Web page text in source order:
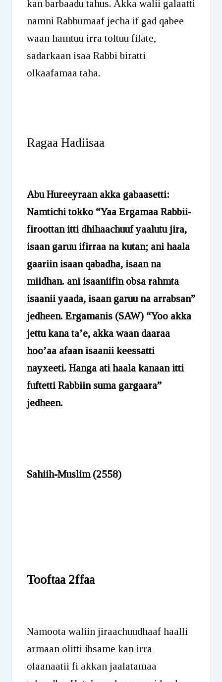
kan barbaadu tahus. Akka walii galaatti
namni Rabbumaaf jecha if gad qabee
waan hamtuu irra toltuu filate,
sadarkaan isaa Rabbi biratti
olkaafamaa taha.
Ragaa Hadiisaa
Abu Hureeyraan akka gabaasetti:
Namtichi tokko “Yaa Ergamaa Rabbii-
firoottan itti dhihaachuuf yaalutu jira,
isaan garuu ifirraa na kutan; ani haala
gaariin isaan qabadha, isaan na
miidhan. ani isaaniifin obsa rahmta
isaanii yaada, isaan garuu na arrabsan”
jedheen. Ergamanis (SAW) “Yoo akka
jettu kana ta’e, akka waan daaraa
hoo’aa afaan isaanii keessatti
nayxeeti. Hanga ati haala kanaan itti
fuftetti Rabbiin suma gargaara”
jedheen.
Sahiih-Muslim (2558)
Tooftaa 2ffaa
Namoota waliin jiraachuudhaaf haalli
armaan olitti ibsame kan irra
olaanaatii fi akkan jaalatamaa